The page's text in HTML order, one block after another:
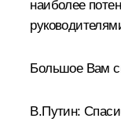
наиболее
Большое Вам
В.Путин: